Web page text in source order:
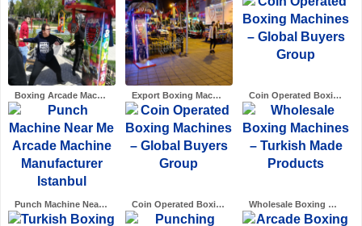
Boxing Arcade Machine price-Bo.. Export Boxing Machines – Made .. Coin Operated Boxing Machines ..
Punch Machine Near Me Arcade M.. Coin Operated Boxing Machines .. Wholesale Boxing Machines – Tu..